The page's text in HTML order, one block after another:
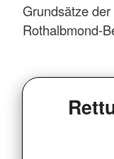
Grundsätze
Rothalbmond-